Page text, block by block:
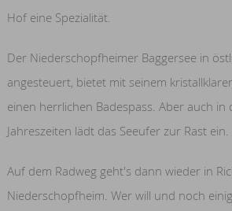
Hof eine Spezialität.
Der Niederschopfheimer Baggersee in
angesteuert, bietet mit seinem
einen herrlichen Badespass. Aber auch in
Jahreszeiten lädt das Seeufer zur Rast ein.
Auf dem Radweg geht's dann wieder in
Niederschopfheim. Wer will und noch